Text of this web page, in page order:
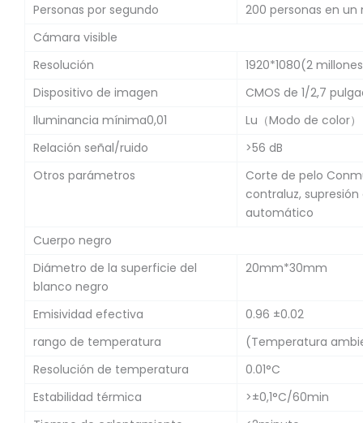
Personas por segundo
200 personas en
Cámara visible
Resolución
1920*1080(2
Dispositivo de imagen
CMOS de 1/2,7
Iluminancia mínima0,01
Lu（Modo de color
Relación señal/ruido
>56 dB
Otros parámetros
Corte de pelo
contraluz,
automático
Cuerpo negro
Diámetro de la superficie del
blanco negro
20mm*30mm
Emisividad efectiva
0.96 ±0.02
rango de temperatura
(Temperatura
Resolución de temperatura
0.01°C
Estabilidad térmica
>±0,1°C/60min